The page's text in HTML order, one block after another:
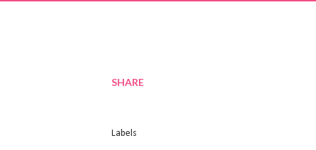
SHARE
Labels